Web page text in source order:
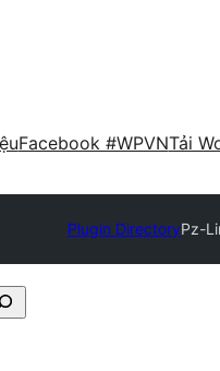
Facebook #WPVNTải
Plugin DirectoryPz-